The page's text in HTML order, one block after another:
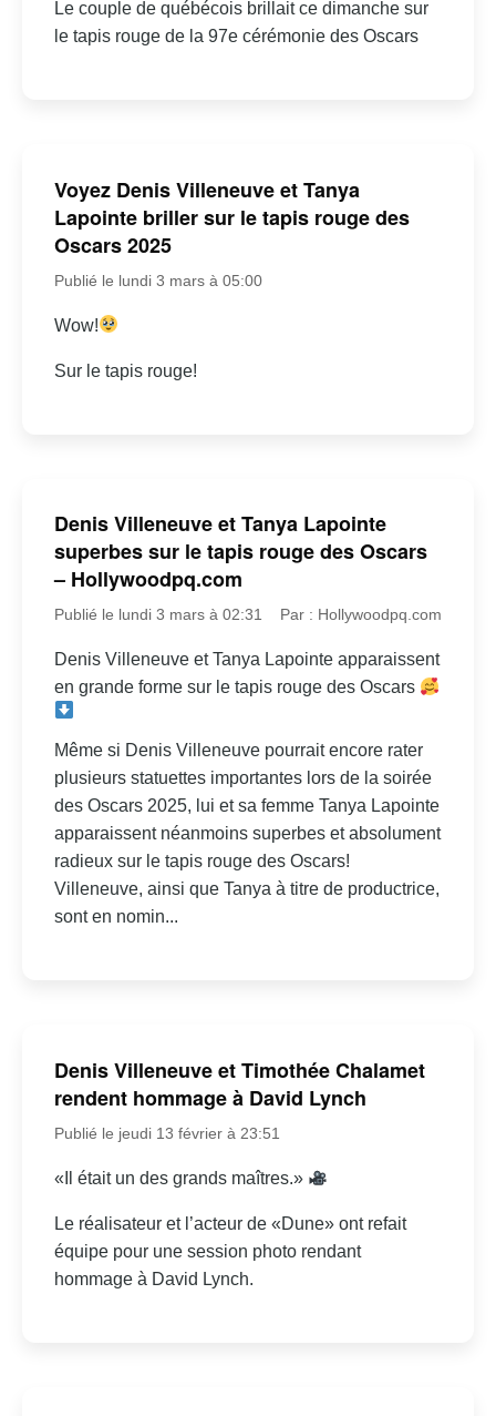
Le couple de québécois brillait ce dimanche sur
le tapis rouge de la 97e cérémonie des Oscars
Voyez Denis Villeneuve et Tanya
Lapointe briller sur le tapis rouge des
Oscars 2025
Publié le lundi 3 mars à 05:00
Wow!
Sur le tapis rouge!
Denis Villeneuve et Tanya Lapointe
superbes sur le tapis rouge des Oscars
– Hollywoodpq.com
Publié le lundi 3 mars à 02:31 Par : Hollywoodpq.com
Denis Villeneuve et Tanya Lapointe apparaissent
en grande forme sur le tapis rouge des Oscars
Même si Denis Villeneuve pourrait encore rater
plusieurs statuettes importantes lors de la soirée
des Oscars 2025, lui et sa femme Tanya Lapointe
apparaissent néanmoins superbes et absolument
radieux sur le tapis rouge des Oscars!
Villeneuve, ainsi que Tanya à titre de productrice,
sont en nomin...
Denis Villeneuve et Timothée Chalamet
rendent hommage à David Lynch
Publié le jeudi 13 février à 23:51
«Il était un des grands maîtres.»
Le réalisateur et l’acteur de «Dune» ont refait
équipe pour une session photo rendant
hommage à David Lynch.